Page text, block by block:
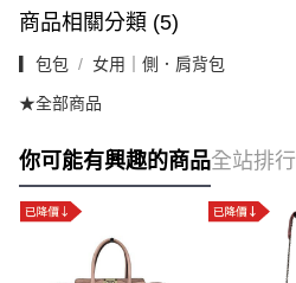
商品相關分類 (5)
▎包包 女用｜側．肩背包
★全部商品
你可能有興趣的商品全站排行